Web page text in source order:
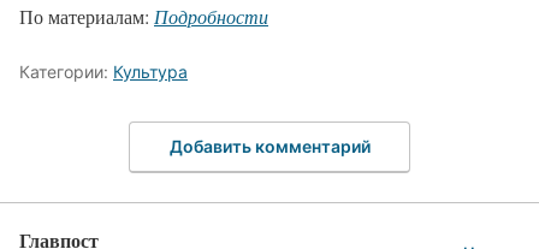
По материалам: Подробности
Категории: Культура
Добавить комментарий
Главпост